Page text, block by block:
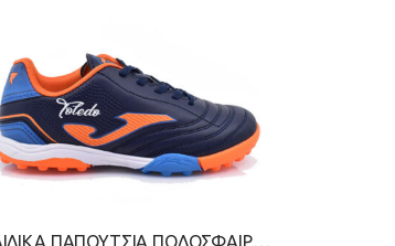
ΠΑΙΔΙΚΑ ΠΑΠΟΥΤΣΙΑ ΠΟΔΟΣΦΑΙΡΟΥ-JOMA-2411-0046-ΜΠΛΕ